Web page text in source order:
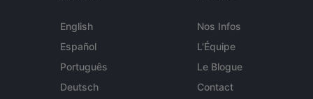
English
Español
Português
Deutsch
Nos Infos
L'Équipe
Le Blogue
Contact